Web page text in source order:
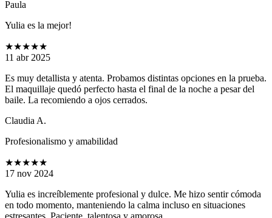
Paula
Yulia es la mejor!
★★★★★
11 abr 2025
Es muy detallista y atenta. Probamos distintas opciones en la prueba.
El maquillaje quedó perfecto hasta el final de la noche a pesar del
baile. La recomiendo a ojos cerrados.
Claudia A.
Profesionalismo y amabilidad
★★★★★
17 nov 2024
Yulia es increíblemente profesional y dulce. Me hizo sentir cómoda
en todo momento, manteniendo la calma incluso en situaciones